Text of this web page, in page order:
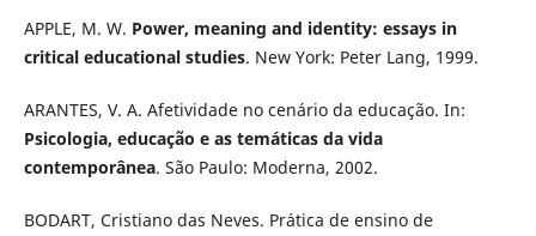
APPLE, M. W. Power, meaning and identity: essays in
critical educational studies. New York: Peter Lang, 1999.
ARANTES, V. A. Afetividade no cenário da educação. In:
Psicologia, educação e as temáticas da vida
contemporânea. São Paulo: Moderna, 2002.
BODART, Cristiano das Neves. Prática de ensino de